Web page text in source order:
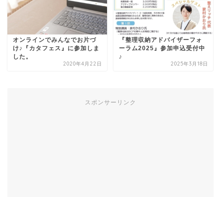
オンラインでみんなでお片づ
け♪『カタフェス』に参加しま
した。
2020年4月22日
『整理収納アドバイザーフォ
ーラム2025』参加申込受付中
♪
2025年3月18日
スポンサーリンク